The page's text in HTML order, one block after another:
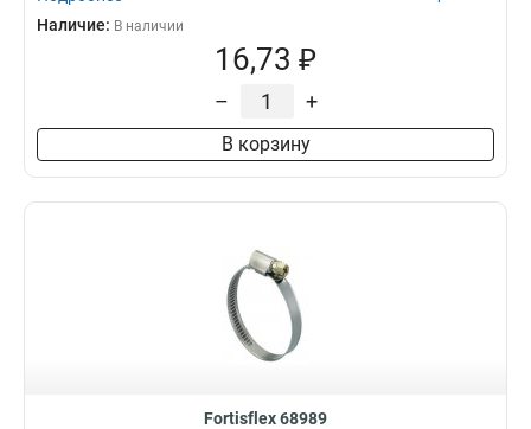
Наличие: В наличии
16,73 ₽
– +
В корзину
Fortisflex 68989